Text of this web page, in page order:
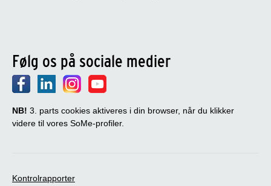
Følg os på sociale medier
NB! 3. parts cookies aktiveres i din browser, når du klikker
videre til vores SoMe-profiler.
Kontrolrapporter